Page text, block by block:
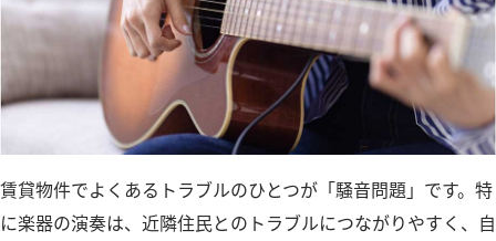
賃貸物件でよくあるトラブルのひとつが「騒音問題」です。特
に楽器の演奏は、近隣住民とのトラブルにつながりやすく、自